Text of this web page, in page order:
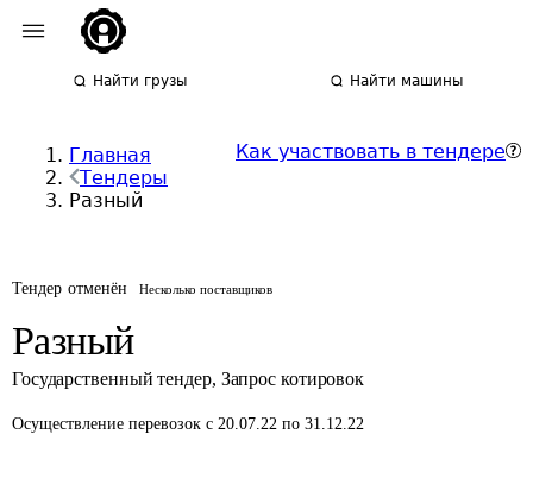
Найти грузы Найти машины
Главная
Тендеры
Разный
Как участвовать в тендере
Тендер отменён Несколько поставщиков
Разный
Государственный тендер, Запрос котировок
Осуществление перевозок с 20.07.22 по 31.12.22